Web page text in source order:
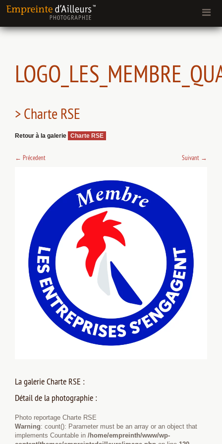
> Charte RSE
Retour à la galerie Charte RSE
← Précedent Suivant →
La galerie Charte RSE :
Détail de la photographie :
Photo reportage Charte RSE
Warning: count(): Parameter must be an array or an object that
implements Countable in /home/empreinth/www/wp-